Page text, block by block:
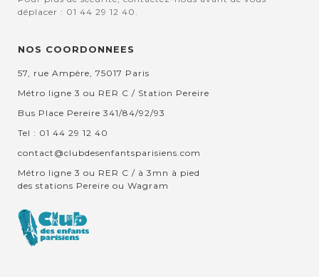
déplacer : 01 44 29 12 40.
NOS COORDONNEES
57, rue Ampère, 75017 Paris
Métro ligne 3 ou RER C / Station Pereire
Bus Place Pereire 341/84/92/93
Tel : 01 44 29 12 40
contact@clubdesenfantsparisiens.com
Métro ligne 3 ou RER C / à 3mn à pied
des stations Pereire ou Wagram